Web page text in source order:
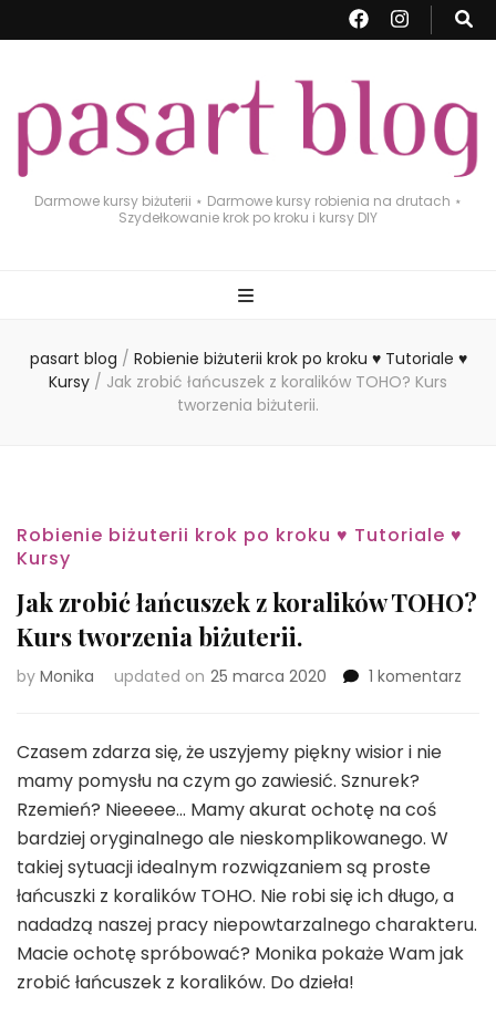
Darmowe kursy biżuterii ⋆ Darmowe kursy robienia na drutach ⋆
Szydełkowanie krok po kroku i kursy DIY
pasart blog / Robienie biżuterii krok po kroku ♥ Tutoriale ♥
Kursy / Jak zrobić łańcuszek z koralików TOHO? Kurs
tworzenia biżuterii.
Robienie biżuterii krok po kroku ♥ Tutoriale ♥
Kursy
Jak zrobić łańcuszek z koralików TOHO?
Kurs tworzenia biżuterii.
by Monika updated on 25 marca 2020 1 komentarz
Czasem zdarza się, że uszyjemy piękny wisior i nie
mamy pomysłu na czym go zawiesić. Sznurek?
Rzemień? Nieeeee… Mamy akurat ochotę na coś
bardziej oryginalnego ale nieskomplikowanego. W
takiej sytuacji idealnym rozwiązaniem są proste
łańcuszki z koralików TOHO. Nie robi się ich długo, a
nadadzą naszej pracy niepowtarzalnego charakteru.
Macie ochotę spróbować? Monika pokaże Wam jak
zrobić łańcuszek z koralików. Do dzieła!